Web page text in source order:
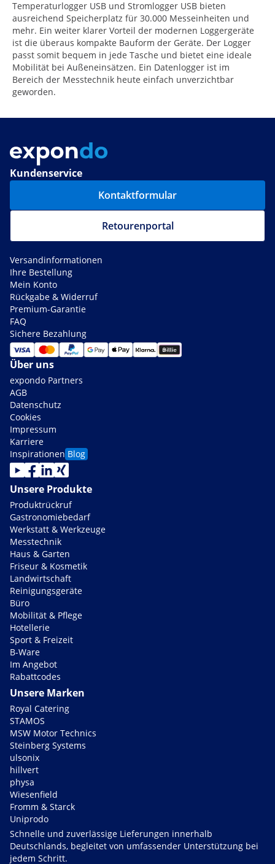
Temperaturlogger USB und Stromlogger USB bieten
ausreichend Speicherplatz für 30.000 Messeinheiten und
mehr. Ein weiter klarer Vorteil der modernen Loggergeräte
ist die überaus kompakte Bauform der Geräte. Der Logger
passt somit bequem in jede Tasche und bietet eine ideale
Mobilität bei Außeneinsätzen. Ein Datenlogger ist im
Bereich der Messtechnik heute einfach unverzichtbar
geworden.
Kundenservice
Kontaktformular
Retourenportal
Versandinformationen
Ihre Bestellung
Mein Konto
Rückgabe & Widerruf
Premium-Garantie
FAQ
Sichere Bezahlung
Über uns
expondo Partners
AGB
Datenschutz
Cookies
Impressum
Karriere
Inspirationen Blog
Unsere Produkte
Produktrückruf
Gastronomiebedarf
Werkstatt & Werkzeuge
Messtechnik
Haus & Garten
Friseur & Kosmetik
Landwirtschaft
Reinigungsgeräte
Büro
Mobilität & Pflege
Hotellerie
Sport & Freizeit
B-Ware
Im Angebot
Rabattcodes
Unsere Marken
Royal Catering
STAMOS
MSW Motor Technics
Steinberg Systems
ulsonix
hillvert
physa
Wiesenfield
Fromm & Starck
Uniprodo
Schnelle und zuverlässige Lieferungen innerhalb
Deutschlands, begleitet von umfassender Unterstützung bei
jedem Schritt.